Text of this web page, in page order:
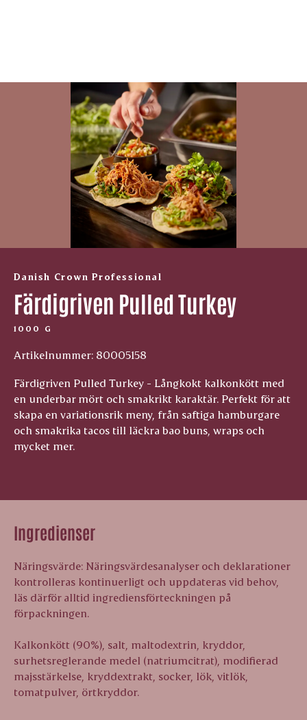
Danish Crown Professional
Färdigriven Pulled Turkey
1000 G
Artikelnummer: 80005158
Färdigriven Pulled Turkey - Långkokt kalkonkött med
en underbar mört och smakrikt karaktär. Perfekt för att
skapa en variationsrik meny, från saftiga hamburgare
och smakrika tacos till läckra bao buns, wraps och
mycket mer.
Ingredienser
Näringsvärde: Näringsvärdesanalyser och deklarationer
kontrolleras kontinuerligt och uppdateras vid behov,
läs därför alltid ingrediensförteckningen på
förpackningen.
Kalkonkött (90%), salt, maltodextrin, kryddor,
surhetsreglerande medel (natriumcitrat), modifierad
majsstärkelse, kryddextrakt, socker, lök, vitlök,
tomatpulver, örtkryddor.